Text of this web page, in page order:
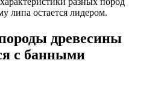
липа остается лидером.
древесины
с банными